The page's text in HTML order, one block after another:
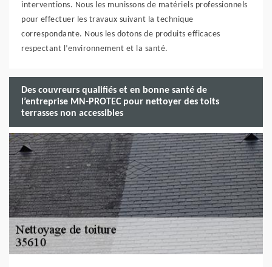
interventions. Nous les munissons de matériels professionnels
pour effectuer les travaux suivant la technique
correspondante. Nous les dotons de produits efficaces
respectant l’environnement et la santé.
Des couvreurs qualifiés et en bonne santé de
l’entreprise MN-PROTEC pour nettoyer des toits
terrasses non accessibles